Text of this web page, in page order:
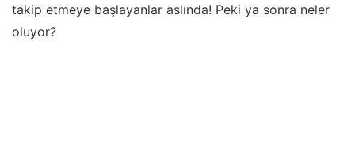
takip etmeye başlayanlar aslında! Peki ya sonra neler
oluyor?